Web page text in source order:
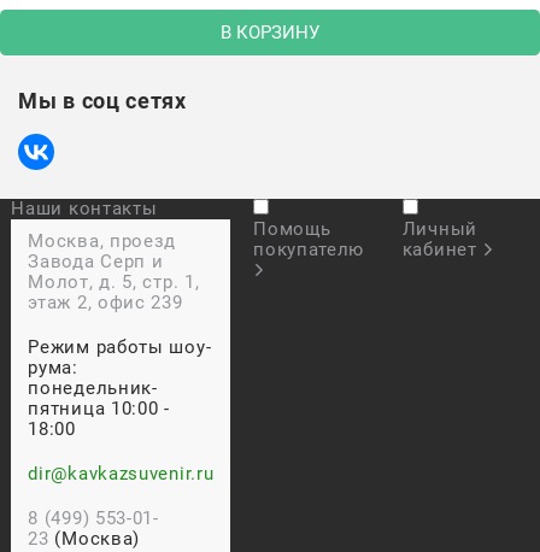
В КОРЗИНУ
Мы в соц сетях
Наши контакты
Москва, проезд
Завода Серп и
Молот, д. 5, стр. 1,
этаж 2, офис 239
Режим работы шоу-
рума:
понедельник-
пятница 10:00 -
18:00
dir@kavkazsuvenir.ru
8 (499) 553-01-
23 (Москва)
Помощь
покупателю
Личный
кабинет